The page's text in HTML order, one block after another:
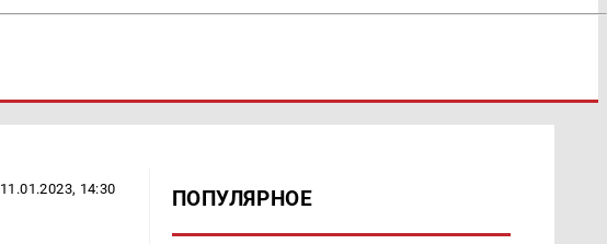
11.01.2023, 14:30 ПОПУЛЯРНОЕ